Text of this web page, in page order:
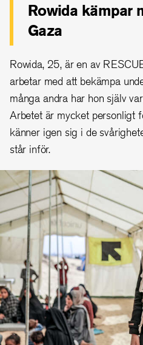
Rowida kämpar
Gaza
Rowida, 25, är en av
arbetar med att bekämpa
många andra har hon själv
Arbetet är mycket personligt
känner igen sig i de
står inför.